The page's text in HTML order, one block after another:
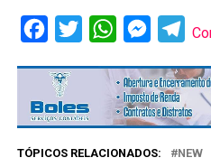
Facebook
Twitter WhatsApp
TÓPICOS RELACIONADOS: NEW